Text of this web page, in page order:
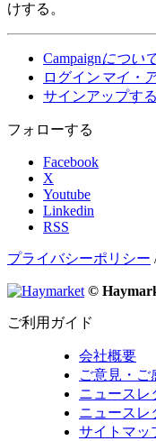
けする。
Campaignについ
ログイン マイ・
サインアップする
フォローする
Facebook
X
Youtube
Linkedin
RSS
プライバシーポリシー
©
ご利用ガイド
会社概要
ご意見・ご
ニュースレ
ニュースレ
サイトマッ